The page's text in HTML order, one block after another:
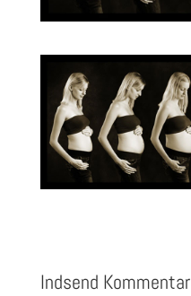
Indsend Kommentar